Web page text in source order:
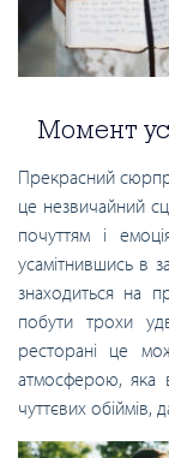
Момент
Прекрасний
це незвичайний
почуттям і
усамітнившись в
знаходиться на
побути трохи
ресторані це
атмосферою, яка
чуттєвих обіймів,